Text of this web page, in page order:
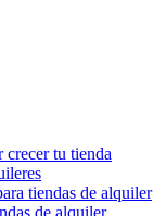
crecer tu tienda
tiendas de alquiler